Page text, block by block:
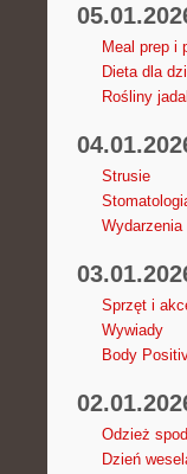
Meal prep i
Dieta dla
Rośliny
Strusie
Sprzęt i
Wywiady
Body
Odzież
Dzień